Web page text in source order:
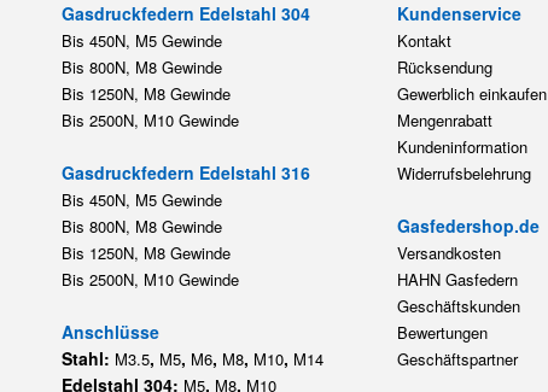
Gasdruckfedern Edelstahl 304
Bis 450N, M5 Gewinde
Bis 800N, M8 Gewinde
Bis 1250N, M8 Gewinde
Bis 2500N, M10 Gewinde
Gasdruckfedern Edelstahl 316
Bis 450N, M5 Gewinde
Bis 800N, M8 Gewinde
Bis 1250N, M8 Gewinde
Bis 2500N, M10 Gewinde
Anschlüsse
Stahl: M3.5, M5, M6, M8, M10, M14
Edelstahl 304: M5, M8, M10
Kundenservice
Kontakt
Rücksendung
Gewerblich einkaufen
Mengenrabatt
Kundeninformation
Widerrufsbelehrung
Gasfedershop.de
Versandkosten
HAHN Gasfedern
Geschäftskunden
Bewertungen
Geschäftspartner